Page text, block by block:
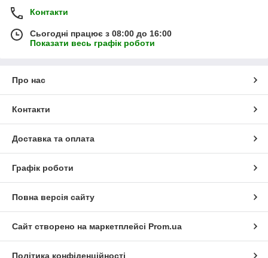
Контакти
Сьогодні працює з 08:00 до 16:00
Показати весь графік роботи
Про нас
Контакти
Доставка та оплата
Графік роботи
Повна версія сайту
Сайт створено на маркетплейсі Prom.ua
Політика конфіденційності